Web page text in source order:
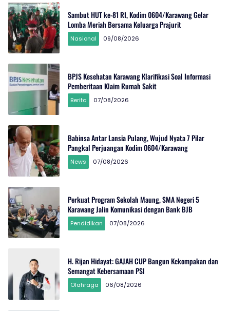
Sambut HUT ke-81 RI, Kodim 0604/Karawang Gelar
Lomba Meriah Bersama Keluarga Prajurit
Nasional 09/08/2026
BPJS Kesehatan Karawang Klarifikasi Soal Informasi
Pemberitaan Klaim Rumah Sakit
Berita 07/08/2026
Babinsa Antar Lansia Pulang, Wujud Nyata 7 Pilar
Pangkal Perjuangan Kodim 0604/Karawang
News 07/08/2026
Perkuat Program Sekolah Maung, SMA Negeri 5
Karawang Jalin Komunikasi dengan Bank BJB
Pendidikan 07/08/2026
H. Rijan Hidayat: GAJAH CUP Bangun Kekompakan dan
Semangat Kebersamaan PSI
Olahraga 06/08/2026